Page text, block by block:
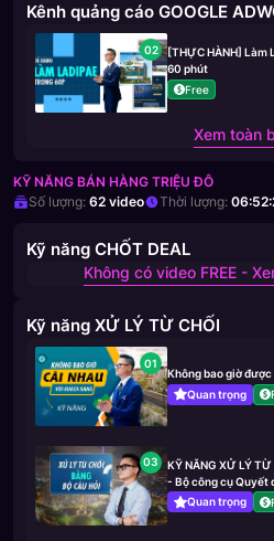
Kênh quảng cáo GOOGLE
02
[THỰC HÀNH] Làm
60 phút
Free
Xem toàn
KỸ NĂNG BÁN HÀNG TRIỆU ĐÔ
Số lượng: 62 video Thời lượng:
Kỹ năng CHỐT DEAL
Không có video FREE -
Kỹ năng XỬ LÝ TỪ CHỐI
01
Không bao giờ
Quan trọng
03
KỸ NĂNG XỬ LÝ
- Bộ công cụ Quyết
Quan trọng